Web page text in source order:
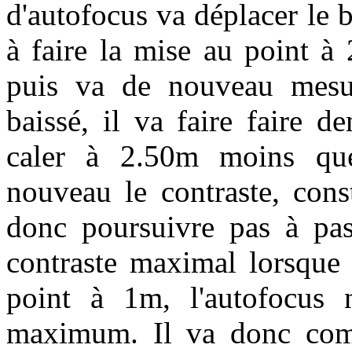
d'autofocus va déplacer le
à faire la mise au point à
puis va de nouveau
baissé, il va faire faire
caler à 2.50m moins
nouveau le contraste,
donc poursuivre pas à
contraste maximal
point à 1m, l'autofocus
maximum. Il va donc